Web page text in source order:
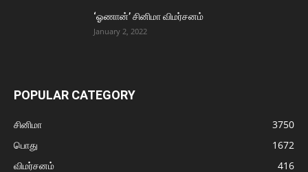
‘ஓணான்’ சினிமா விமர்சனம்
January 2, 2022
POPULAR CATEGORY
சினிமா
3750
பொது
1672
விமர்சனம்
416